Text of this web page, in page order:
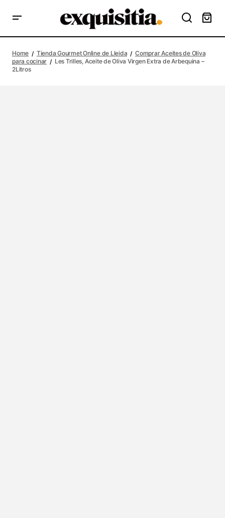
Home Tienda Gourmet Online de Lleida
Comprar Aceites de Oliva
para cocinar
Les Trilles, Aceite de Oliva Virgen Extra de Arbequina –
2Litros